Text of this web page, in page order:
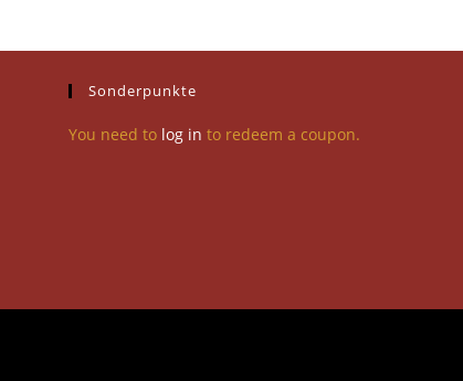
Sonderpunkte
You need to log in to redeem a coupon.